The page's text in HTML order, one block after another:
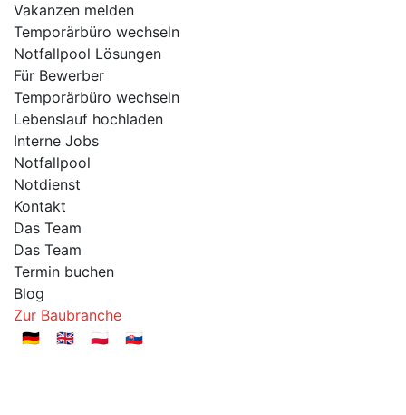
Vakanzen melden
Temporärbüro wechseln
Notfallpool Lösungen
Für Bewerber
Temporärbüro wechseln
Lebenslauf hochladen
Interne Jobs
Notfallpool
Notdienst
Kontakt
Das Team
Das Team
Termin buchen
Blog
Zur Baubranche
🇩🇪
🇬🇧 🇵🇱 🇸🇰